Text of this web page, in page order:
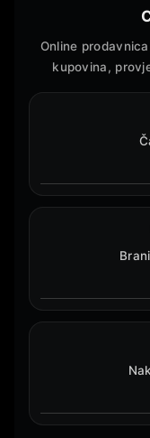
Online
kupovina,